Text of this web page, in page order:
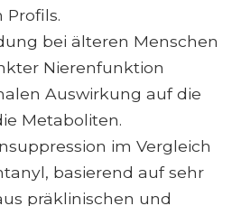
bei älteren Menschen
Nierenfunktion
Auswirkung auf die
Metaboliten.
im Vergleich
basierend auf sehr
präklinischen und